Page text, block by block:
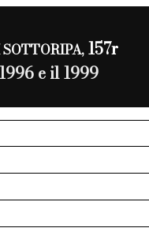
157r
e il 1999